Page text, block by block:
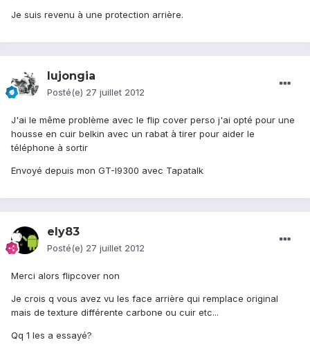
Je suis revenu à une protection arrière.
lujongia
Posté(e) 27 juillet 2012
J'ai le même problème avec le flip cover perso j'ai opté pour une
housse en cuir belkin avec un rabat à tirer pour aider le
téléphone à sortir
Envoyé depuis mon GT-I9300 avec Tapatalk
ely83
Posté(e) 27 juillet 2012
Merci alors flipcover non
Je crois q vous avez vu les face arrière qui remplace original
mais de texture différente carbone ou cuir etc...
Qq 1 les a essayé?